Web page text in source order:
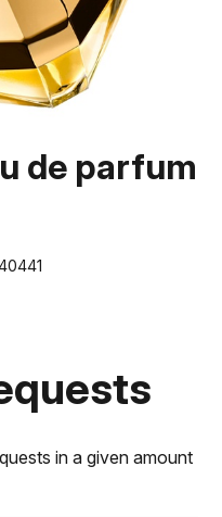
de parfum
in a given amount